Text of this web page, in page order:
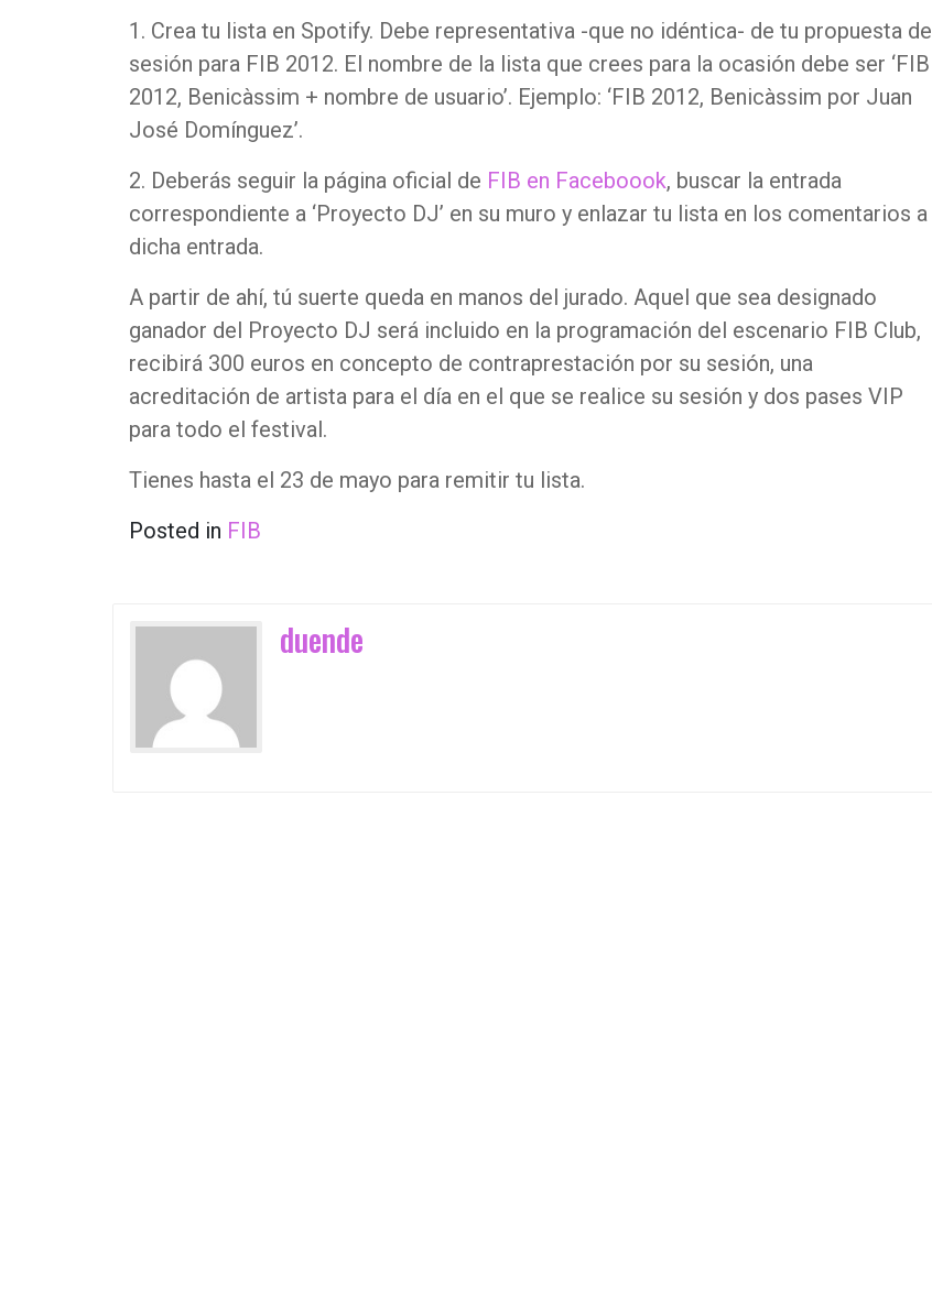
1. Crea tu lista en Spotify. Debe representativa -que no idéntica- de tu propuesta de
sesión para FIB 2012. El nombre de la lista que crees para la ocasión debe ser ‘FIB
2012, Benicàssim + nombre de usuario’. Ejemplo: ‘FIB 2012, Benicàssim por Juan
José Domínguez’.
2. Deberás seguir la página oficial de FIB en Faceboook, buscar la entrada
correspondiente a ‘Proyecto DJ’ en su muro y enlazar tu lista en los comentarios a
dicha entrada.
A partir de ahí, tú suerte queda en manos del jurado. Aquel que sea designado
ganador del Proyecto DJ será incluido en la programación del escenario FIB Club,
recibirá 300 euros en concepto de contraprestación por su sesión, una
acreditación de artista para el día en el que se realice su sesión y dos pases VIP
para todo el festival.
Tienes hasta el 23 de mayo para remitir tu lista.
Posted in FIB
duende